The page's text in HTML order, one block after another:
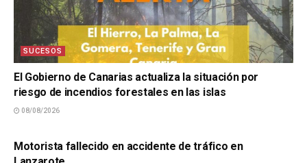
SUCESOS
El Gobierno de Canarias actualiza la situación por
riesgo de incendios forestales en las islas
08/08/2026
Motorista fallecido en accidente de tráfico en